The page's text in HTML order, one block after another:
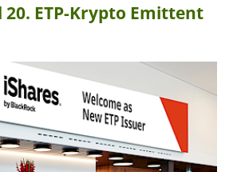
ETP-Krypto Emittent